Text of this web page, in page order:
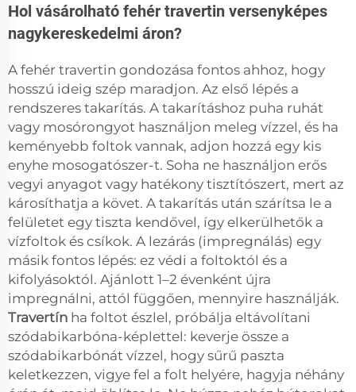
Hol vásárolható fehér travertin versenyképes
nagykereskedelmi áron?
A fehér travertin gondozása fontos ahhoz, hogy
hosszú ideig szép maradjon. Az első lépés a
rendszeres takarítás. A takarításhoz puha ruhát
vagy mosórongyot használjon meleg vízzel, és ha
keményebb foltok vannak, adjon hozzá egy kis
enyhe mosogatószer-t. Soha ne használjon erős
vegyi anyagot vagy hatékony tisztítószert, mert az
károsíthatja a követ. A takarítás után szárítsa le a
felületet egy tiszta kendővel, így elkerülhetők a
vízfoltok és csíkok. A lezárás (impregnálás) egy
másik fontos lépés: ez védi a foltoktól és a
kifolyásoktól. Ajánlott 1–2 évenként újra
impregnálni, attól függően, mennyire használják.
Travertín ha foltot észlel, próbálja eltávolítani
szódabikarbóna-képlettel: keverje össze a
szódabikarbónát vízzel, hogy sűrű paszta
keletkezzen, vigye fel a folt helyére, hagyja néhány